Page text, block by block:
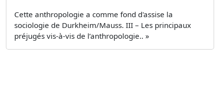
Cette anthropologie a comme fond d'assise la
sociologie de Durkheim/Mauss. III – Les principaux
préjugés vis-à-vis de l’anthropologie.. »